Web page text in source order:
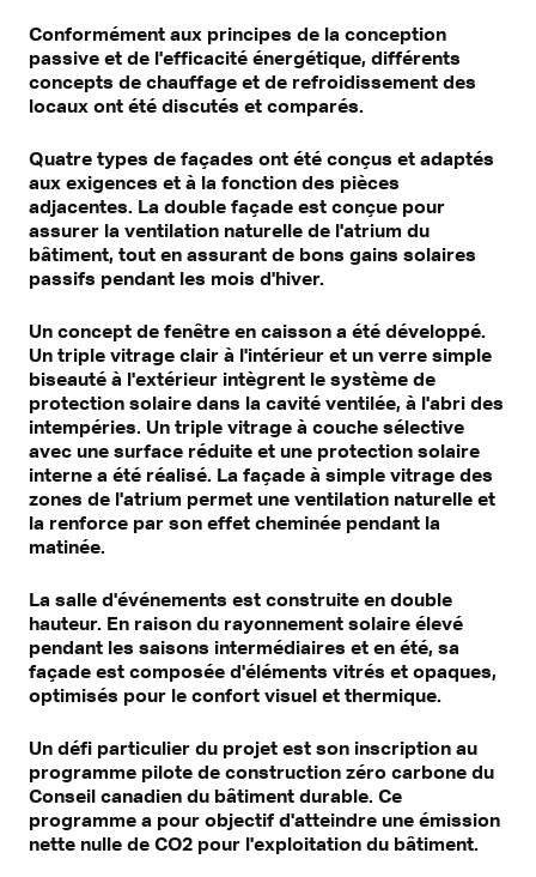
Conformément aux principes de la conception
passive et de l'efficacité énergétique, différents
concepts de chauffage et de refroidissement des
locaux ont été discutés et comparés.
Quatre types de façades ont été conçus et adaptés
aux exigences et à la fonction des pièces
adjacentes. La double façade est conçue pour
assurer la ventilation naturelle de l'atrium du
bâtiment, tout en assurant de bons gains solaires
passifs pendant les mois d'hiver.
Un concept de fenêtre en caisson a été développé.
Un triple vitrage clair à l'intérieur et un verre simple
biseauté à l'extérieur intègrent le système de
protection solaire dans la cavité ventilée, à l'abri des
intempéries. Un triple vitrage à couche sélective
avec une surface réduite et une protection solaire
interne a été réalisé. La façade à simple vitrage des
zones de l'atrium permet une ventilation naturelle et
la renforce par son effet cheminée pendant la
matinée.
La salle d'événements est construite en double
hauteur. En raison du rayonnement solaire élevé
pendant les saisons intermédiaires et en été, sa
façade est composée d'éléments vitrés et opaques,
optimisés pour le confort visuel et thermique.
Un défi particulier du projet est son inscription au
programme pilote de construction zéro carbone du
Conseil canadien du bâtiment durable. Ce
programme a pour objectif d'atteindre une émission
nette nulle de CO2 pour l'exploitation du bâtiment.